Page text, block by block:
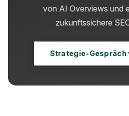
von AI Overviews und
zukunftssichere
Strategie-Gespräch